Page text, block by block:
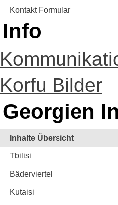
Kontakt Formular
Info
Korfu Bilder
Georgien
Inhalte Übersicht
Tbilisi
Bäderviertel
Kutaisi